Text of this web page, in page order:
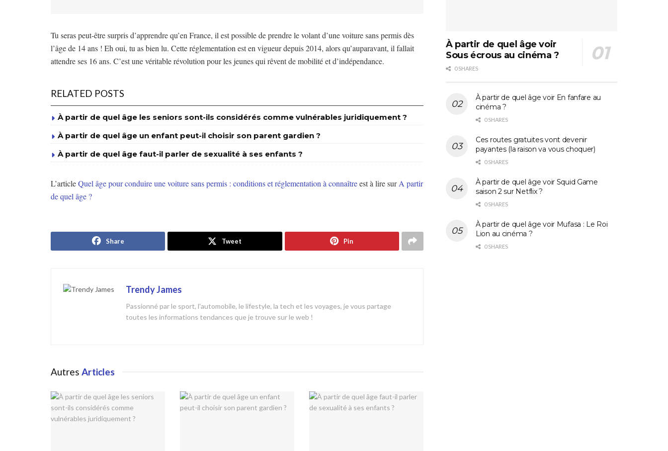
Tu seras peut-être surpris d’apprendre qu’en France, il est possible de prendre le volant d’une voiture sans permis dès
l’âge de 14 ans ! Eh oui, tu as bien lu. Cette réglementation est en vigueur depuis 2014, alors qu’auparavant, il fallait
attendre ses 16 ans. C’est une véritable révolution pour les jeunes qui rêvent de mobilité et d’indépendance.
RELATED POSTS
À partir de quel âge les seniors sont-ils considérés comme vulnérables juridiquement ?
À partir de quel âge un enfant peut-il choisir son parent gardien ?
À partir de quel âge faut-il parler de sexualité à ses enfants ?
L’articleQuel âge pour conduire une voiture sans permis : conditions et réglementation à connaîtreest à lire surA partir
de quel âge ?
Share Tweet Pin
Trendy James
Passionné par le sport, l'automobile, le lifestyle, la tech et les voyages, je vous partage
toutes les informations tendances que je trouve sur le web !
Autres Articles
À partir de quel âge voir
Sous écrous au cinéma ?
0 SHARES
À partir de quel âge voir En fanfare au
cinéma ?
0 SHARES
Ces routes gratuites vont devenir
payantes (la raison va vous choquer)
0 SHARES
À partir de quel âge voir Squid Game
saison 2 sur Netflix ?
0 SHARES
À partir de quel âge voir Mufasa : Le Roi
Lion au cinéma ?
0 SHARES